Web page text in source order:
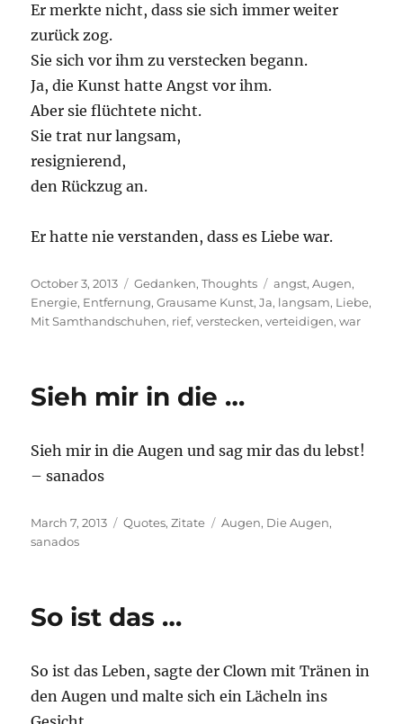
Er merkte nicht, dass sie sich immer weiter
zurück zog.
Sie sich vor ihm zu verstecken begann.
Ja, die Kunst hatte Angst vor ihm.
Aber sie flüchtete nicht.
Sie trat nur langsam,
resignierend,
den Rückzug an.
Er hatte nie verstanden, dass es Liebe war.
Posted
on
October 3, 2013 Categories
Gedanken,Thoughts Tags
angst,Augen,
Energie, Entfernung,Grausame Kunst,Ja, langsam, Liebe,
Mit Samthandschuhen, rief,verstecken,verteidigen,war
Sieh mir in die …
Sieh mir in die Augen und sag mir das du lebst!
– sanados
Posted
on
March 7, 2013 Categories
Quotes,Zitate Tags
Augen, Die Augen,
sanados
So ist das …
So ist das Leben, sagte der Clown mit Tränen in
den Augen und malte sich ein Lächeln ins